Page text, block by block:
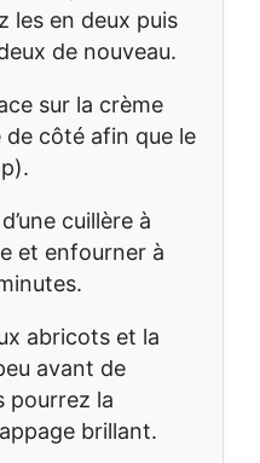
les en deux puis
de nouveau.
sur la crème
côté afin que le
cuillère à
et enfourner à
abricots et la
avant de
pourrez la
brillant.